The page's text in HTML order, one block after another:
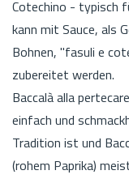
Cotechino - typisch
kann mit Sauce, als
Bohnen, "fasuli e
zubereitet werden.
Baccalà alla
einfach und
Tradition ist und
(rohem Paprika)